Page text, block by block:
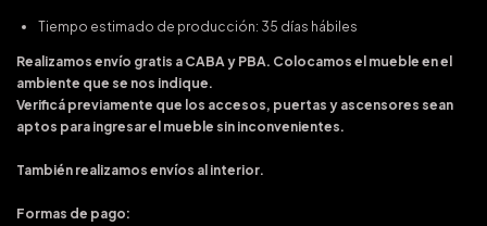
Tiempo estimado de producción: 35 días hábiles
Realizamos envío gratis a CABA y PBA. Colocamos el mueble en el
ambiente que se nos indique.
Verificá previamente que los accesos, puertas y ascensores sean
aptos para ingresar el mueble sin inconvenientes.
También realizamos envíos al interior.
Formas de pago: